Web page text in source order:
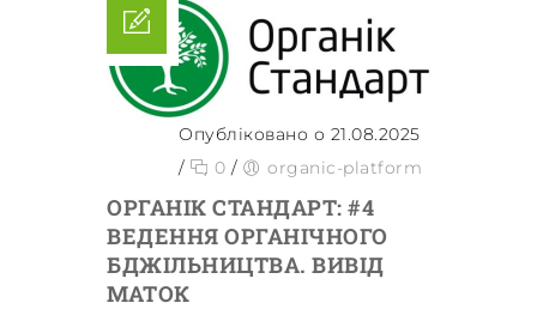
Опубліковано о 21.08.2025
/
0 / organic-platform
ОРГАНІК СТАНДАРТ: #4
ВЕДЕННЯ ОРГАНІЧНОГО
БДЖІЛЬНИЦТВА. ВИВІД
МАТОК